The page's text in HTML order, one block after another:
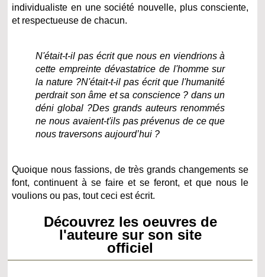
individualiste en une société nouvelle, plus consciente,
et respectueuse de chacun.
N'était-t-il pas écrit que nous en viendrions à
cette empreinte dévastatrice de l'homme sur
la nature ?N'était-t-il pas écrit que l'humanité
perdrait son âme et sa conscience ? dans un
déni global ?Des grands auteurs renommés
ne nous avaient-t'ils pas prévenus de ce que
nous traversons aujourd’hui ?
Quoique nous fassions, de très grands changements se
font, continuent à se faire et se feront, et que nous le
voulions ou pas, tout ceci est écrit.
Découvrez les oeuvres de
l'auteure sur son site
officiel